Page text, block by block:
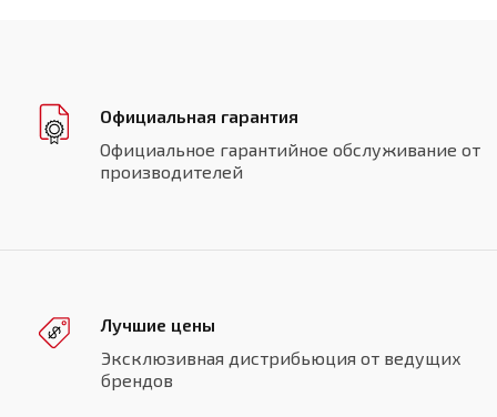
Официальная гарантия
Официальное гарантийное обслуживание от
производителей
Лучшие цены
Эксклюзивная дистрибьюция от ведущих
брендов